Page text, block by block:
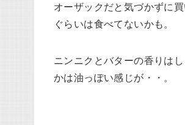
オーザックだと気づかずに
ぐらいは食べてないかも。
ニンニクとバターの香りは
かは油っぽい感じが・・。